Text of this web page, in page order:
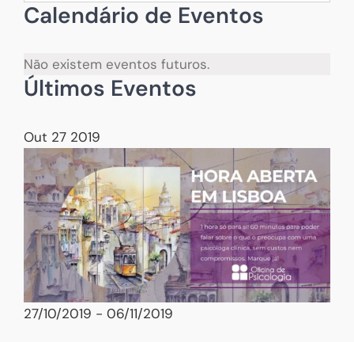
Calendário de Eventos
Não existem eventos futuros.
Últimos Eventos
Out 27 2019
27/10/2019 - 06/11/2019